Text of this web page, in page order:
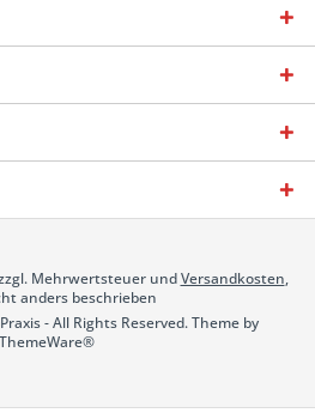
Mehrwertsteuer undVersandkosten,
anders beschrieben
- All Rights Reserved. Theme by
ThemeWare®